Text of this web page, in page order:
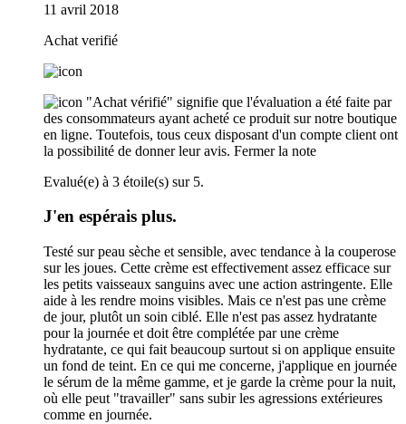
11 avril 2018
Achat verifié
"Achat vérifié" signifie que l'évaluation a été faite par
des consommateurs ayant acheté ce produit sur notre boutique
en ligne. Toutefois, tous ceux disposant d'un compte client ont
la possibilité de donner leur avis. Fermer la note
Evalué(e) à 3 étoile(s) sur 5.
J'en espérais plus.
Testé sur peau sèche et sensible, avec tendance à la couperose
sur les joues. Cette crème est effectivement assez efficace sur
les petits vaisseaux sanguins avec une action astringente. Elle
aide à les rendre moins visibles. Mais ce n'est pas une crème
de jour, plutôt un soin ciblé. Elle n'est pas assez hydratante
pour la journée et doit être complétée par une crème
hydratante, ce qui fait beaucoup surtout si on applique ensuite
un fond de teint. En ce qui me concerne, j'applique en journée
le sérum de la même gamme, et je garde la crème pour la nuit,
où elle peut "travailler" sans subir les agressions extérieures
comme en journée.